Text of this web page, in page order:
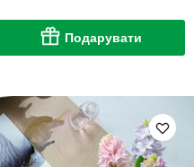
Подарувати